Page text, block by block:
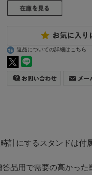
返品についての詳細はこちら
計にするスタンドは付
品用で需要の高かった